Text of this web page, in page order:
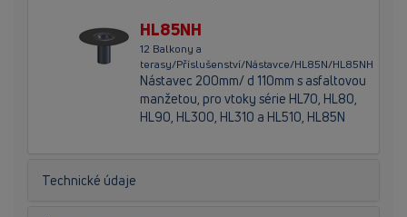
HL85NH
12 Balkony a
terasy/Příslušenství/Nástavce/HL85N/HL85NH
Nástavec 200mm/ d 110mm s asfaltovou
manžetou, pro vtoky série HL70, HL80,
HL90, HL300, HL310 a HL510, HL85N
Technické údaje